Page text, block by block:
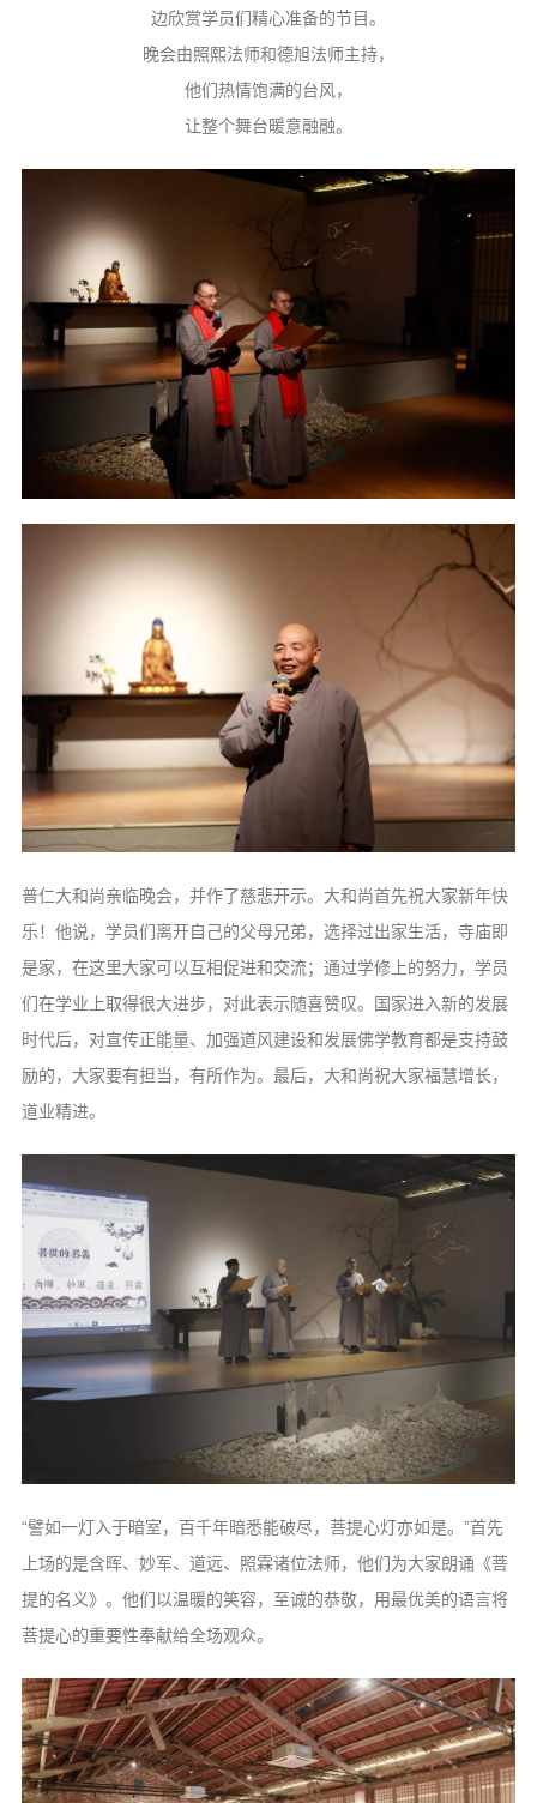
菩提静修营
观自在禅修营
戒幢论坛
寺院巡览
活动记录
西园风光
下院风采
搜索
边欣赏学员们精心准备的节目。
晚会由照熙法师和德旭法师主持，
他们热情饱满的台风，
让整个舞台暖意融融。
普仁大和尚亲临晚会，并作了慈悲开示。大和尚首先祝大家新年快
乐！他说，学员们离开自己的父母兄弟，选择过出家生活，寺庙即
是家，在这里大家可以互相促进和交流；通过学修上的努力，学员
们在学业上取得很大进步，对此表示随喜赞叹。国家进入新的发展
时代后，对宣传正能量、加强道风建设和发展佛学教育都是支持鼓
励的，大家要有担当，有所作为。最后，大和尚祝大家福慧增长，
道业精进。
“譬如一灯入于暗室，百千年暗悉能破尽，菩提心灯亦如是。”首先
上场的是含晖、妙军、道远、照霖诸位法师，他们为大家朗诵《菩
提的名义》。他们以温暖的笑容，至诚的恭敬，用最优美的语言将
菩提心的重要性奉献给全场观众。